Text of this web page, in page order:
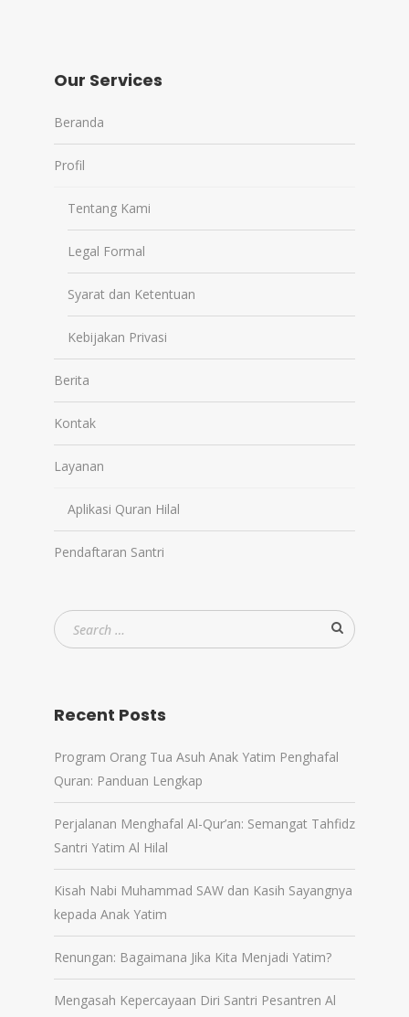
Our Services
Beranda
Profil
Tentang Kami
Legal Formal
Syarat dan Ketentuan
Kebijakan Privasi
Berita
Kontak
Layanan
Aplikasi Quran Hilal
Pendaftaran Santri
Recent Posts
Program Orang Tua Asuh Anak Yatim Penghafal
Quran: Panduan Lengkap
Perjalanan Menghafal Al-Qur’an: Semangat Tahfidz
Santri Yatim Al Hilal
Kisah Nabi Muhammad SAW dan Kasih Sayangnya
kepada Anak Yatim
Renungan: Bagaimana Jika Kita Menjadi Yatim?
Mengasah Kepercayaan Diri Santri Pesantren Al